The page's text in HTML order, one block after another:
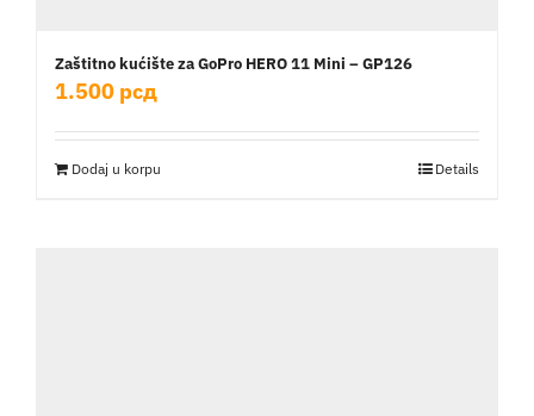
Zaštitno kućište za GoPro HERO 11 Mini – GP126
1.500 рсд
Dodaj u korpu Details